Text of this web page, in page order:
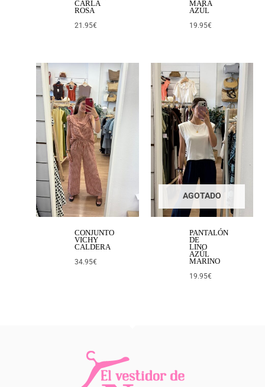
CARLA
ROSA
21.95€
MARA
AZÚL
19.95€
CONJUNTO
VICHY
CALDERA
34.95€
AGOTADO
PANTALÓN
DE
LINO
AZÚL
MARINO
19.95€